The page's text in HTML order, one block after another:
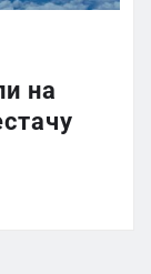
на